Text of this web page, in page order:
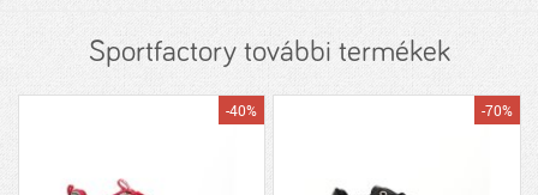
Sportfactory további termékek
-40% -70%